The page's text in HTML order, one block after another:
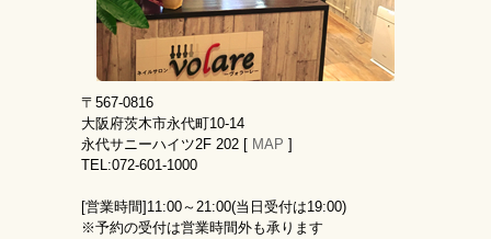
〒567-0816
大阪府茨木市永代町10-14
永代サニーハイツ2F 202 [ MAP ]
TEL:072-601-1000
[営業時間] 11:00～21:00(当日受付は19:00)
※予約の受付は営業時間外も承ります